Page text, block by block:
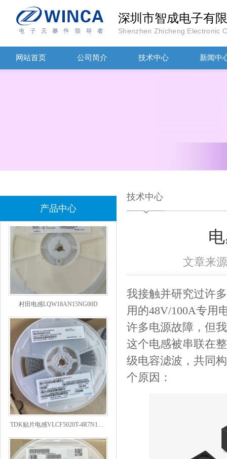
深圳市智成电子有
Shenzhen Zhicheng Electronic
网站首页 公司简介 技术中心 新闻中
产品中心
TDK滤波器ACM2012-202-2P-T002参数
技术中心
文章来
我接触并研究过许
用的48V/100A专用
许多电源故障，但
这个电感被串联在
级电容滤波，共同
个原因：